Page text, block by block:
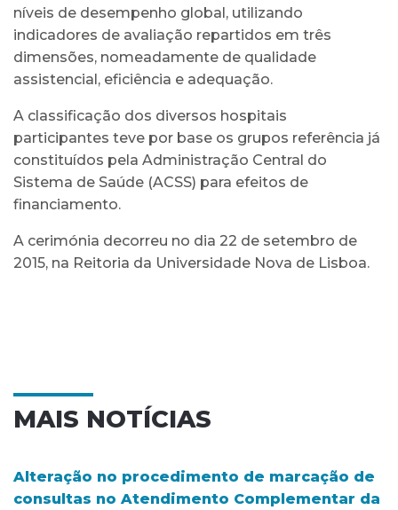
níveis de desempenho global, utilizando
indicadores de avaliação repartidos em três
dimensões, nomeadamente de qualidade
assistencial, eficiência e adequação.
A classificação dos diversos hospitais
participantes teve por base os grupos referência já
constituídos pela Administração Central do
Sistema de Saúde (ACSS) para efeitos de
financiamento.
A cerimónia decorreu no dia 22 de setembro de
2015, na Reitoria da Universidade Nova de Lisboa.
MAIS NOTÍCIAS
Alteração no procedimento de marcação de
consultas no Atendimento Complementar da